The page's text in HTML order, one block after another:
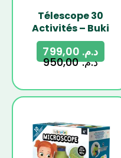
Télescope 30
Activités – Buki
د.م.950,00
د.م.